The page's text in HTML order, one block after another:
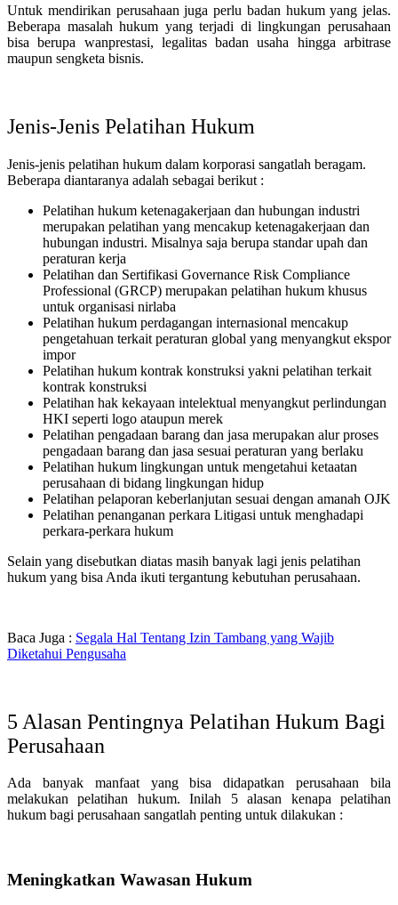
Untuk mendirikan perusahaan juga perlu badan hukum yang jelas.
Beberapa masalah hukum yang terjadi di lingkungan perusahaan
bisa berupa wanprestasi, legalitas badan usaha hingga arbitrase
maupun sengketa bisnis.
Jenis-Jenis Pelatihan Hukum
Jenis-jenis pelatihan hukum dalam korporasi sangatlah beragam.
Beberapa diantaranya adalah sebagai berikut :
Pelatihan hukum ketenagakerjaan dan hubungan industri
merupakan pelatihan yang mencakup ketenagakerjaan dan
hubungan industri. Misalnya saja berupa standar upah dan
peraturan kerja
Pelatihan dan Sertifikasi Governance Risk Compliance
Professional (GRCP) merupakan pelatihan hukum khusus
untuk organisasi nirlaba
Pelatihan hukum perdagangan internasional mencakup
pengetahuan terkait peraturan global yang menyangkut ekspor
impor
Pelatihan hukum kontrak konstruksi yakni pelatihan terkait
kontrak konstruksi
Pelatihan hak kekayaan intelektual menyangkut perlindungan
HKI seperti logo ataupun merek
Pelatihan pengadaan barang dan jasa merupakan alur proses
pengadaan barang dan jasa sesuai peraturan yang berlaku
Pelatihan hukum lingkungan untuk mengetahui ketaatan
perusahaan di bidang lingkungan hidup
Pelatihan pelaporan keberlanjutan sesuai dengan amanah OJK
Pelatihan penanganan perkara Litigasi untuk menghadapi
perkara-perkara hukum
Selain yang disebutkan diatas masih banyak lagi jenis pelatihan
hukum yang bisa Anda ikuti tergantung kebutuhan perusahaan.
Baca Juga : Segala Hal Tentang Izin Tambang yang Wajib
Diketahui Pengusaha
5 Alasan Pentingnya Pelatihan Hukum Bagi
Perusahaan
Ada banyak manfaat yang bisa didapatkan perusahaan bila
melakukan pelatihan hukum. Inilah 5 alasan kenapa pelatihan
hukum bagi perusahaan sangatlah penting untuk dilakukan :
Meningkatkan Wawasan Hukum